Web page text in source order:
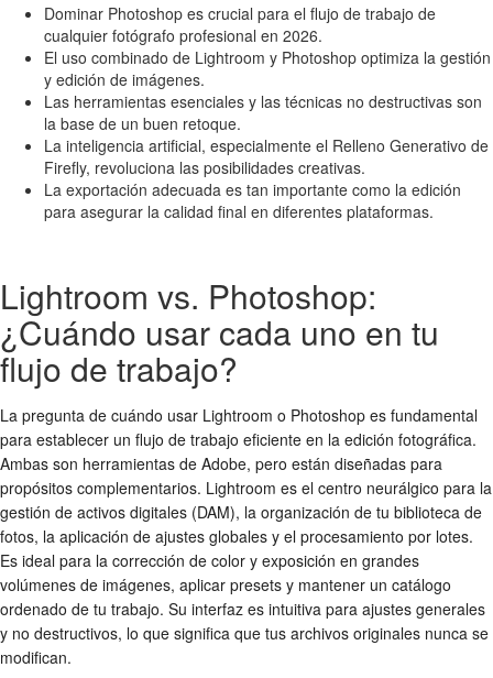
Dominar Photoshop es crucial para el flujo de trabajo de
cualquier fotógrafo profesional en 2026.
El uso combinado de Lightroom y Photoshop optimiza la gestión
y edición de imágenes.
Las herramientas esenciales y las técnicas no destructivas son
la base de un buen retoque.
La inteligencia artificial, especialmente el Relleno Generativo de
Firefly, revoluciona las posibilidades creativas.
La exportación adecuada es tan importante como la edición
para asegurar la calidad final en diferentes plataformas.
Lightroom vs. Photoshop:
¿Cuándo usar cada uno en tu
flujo de trabajo?
La pregunta de cuándo usar Lightroom o Photoshop es fundamental
para establecer un flujo de trabajo eficiente en la edición fotográfica.
Ambas son herramientas de Adobe, pero están diseñadas para
propósitos complementarios. Lightroom es el centro neurálgico para la
gestión de activos digitales (DAM), la organización de tu biblioteca de
fotos, la aplicación de ajustes globales y el procesamiento por lotes.
Es ideal para la corrección de color y exposición en grandes
volúmenes de imágenes, aplicar presets y mantener un catálogo
ordenado de tu trabajo. Su interfaz es intuitiva para ajustes generales
y no destructivos, lo que significa que tus archivos originales nunca se
modifican.